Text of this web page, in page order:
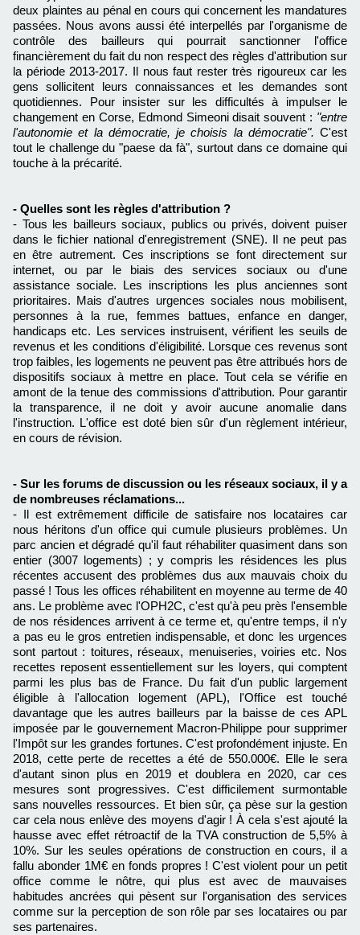
deux plaintes au pénal en cours qui concernent les mandatures
passées. Nous avons aussi été interpellés par l'organisme de
contrôle des bailleurs qui pourrait sanctionner l'office
financièrement du fait du non respect des règles d'attribution sur
la période 2013-2017. Il nous faut rester très rigoureux car les
gens sollicitent leurs connaissances et les demandes sont
quotidiennes. Pour insister sur les difficultés à impulser le
changement en Corse, Edmond Simeoni disait souvent : "entre
l'autonomie et la démocratie, je choisis la démocratie". C'est
tout le challenge du "paese da fà", surtout dans ce domaine qui
touche à la précarité.
- Quelles sont les règles d'attribution ?
- Tous les bailleurs sociaux, publics ou privés, doivent puiser
dans le fichier national d'enregistrement (SNE). Il ne peut pas
en être autrement. Ces inscriptions se font directement sur
internet, ou par le biais des services sociaux ou d'une
assistance sociale. Les inscriptions les plus anciennes sont
prioritaires. Mais d'autres urgences sociales nous mobilisent,
personnes à la rue, femmes battues, enfance en danger,
handicaps etc. Les services instruisent, vérifient les seuils de
revenus et les conditions d'éligibilité. Lorsque ces revenus sont
trop faibles, les logements ne peuvent pas être attribués hors de
dispositifs sociaux à mettre en place. Tout cela se vérifie en
amont de la tenue des commissions d'attribution. Pour garantir
la transparence, il ne doit y avoir aucune anomalie dans
l'instruction. L'office est doté bien sûr d'un règlement intérieur,
en cours de révision.
- Sur les forums de discussion ou les réseaux sociaux, il y a
de nombreuses réclamations...
- Il est extrêmement difficile de satisfaire nos locataires car
nous héritons d'un office qui cumule plusieurs problèmes. Un
parc ancien et dégradé qu'il faut réhabiliter quasiment dans son
entier (3007 logements) ; y compris les résidences les plus
récentes accusent des problèmes dus aux mauvais choix du
passé ! Tous les offices réhabilitent en moyenne au terme de 40
ans. Le problème avec l'OPH2C, c'est qu'à peu près l'ensemble
de nos résidences arrivent à ce terme et, qu'entre temps, il n'y
a pas eu le gros entretien indispensable, et donc les urgences
sont partout : toitures, réseaux, menuiseries, voiries etc. Nos
recettes reposent essentiellement sur les loyers, qui comptent
parmi les plus bas de France. Du fait d'un public largement
éligible à l'allocation logement (APL), l'Office est touché
davantage que les autres bailleurs par la baisse de ces APL
imposée par le gouvernement Macron-Philippe pour supprimer
l'Impôt sur les grandes fortunes. C'est profondément injuste. En
2018, cette perte de recettes a été de 550.000€. Elle le sera
d'autant sinon plus en 2019 et doublera en 2020, car ces
mesures sont progressives. C'est difficilement surmontable
sans nouvelles ressources. Et bien sûr, ça pèse sur la gestion
car cela nous enlève des moyens d'agir ! À cela s'est ajouté la
hausse avec effet rétroactif de la TVA construction de 5,5% à
10%. Sur les seules opérations de construction en cours, il a
fallu abonder 1M€ en fonds propres ! C'est violent pour un petit
office comme le nôtre, qui plus est avec de mauvaises
habitudes ancrées qui pèsent sur l'organisation des services
comme sur la perception de son rôle par ses locataires ou par
ses partenaires.